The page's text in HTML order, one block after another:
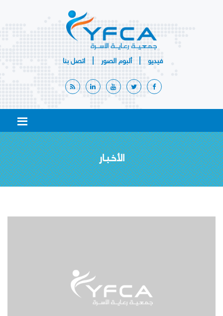
فيديو ألبومالصور اتصل بنا
الأخـبـار